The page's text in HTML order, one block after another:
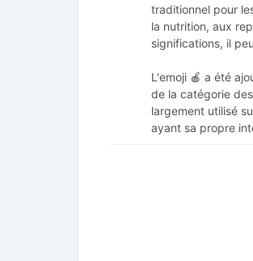
traditionnel pour
la nutrition, aux
significations, il
L'emoji 🍎 a été
de la catégorie
largement utilisé
ayant sa propre